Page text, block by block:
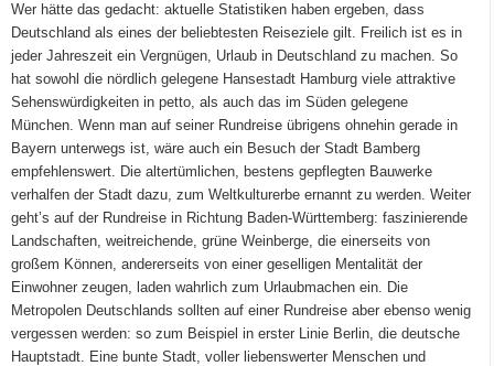
Wer hätte das gedacht: aktuelle Statistiken haben ergeben, dass
Deutschland als eines der beliebtesten Reiseziele gilt. Freilich ist es in
jeder Jahreszeit ein Vergnügen, Urlaub in Deutschland zu machen. So
hat sowohl die nördlich gelegene Hansestadt Hamburg viele attraktive
Sehenswürdigkeiten in petto, als auch das im Süden gelegene
München. Wenn man auf seiner Rundreise übrigens ohnehin gerade in
Bayern unterwegs ist, wäre auch ein Besuch der Stadt Bamberg
empfehlenswert. Die altertümlichen, bestens gepflegten Bauwerke
verhalfen der Stadt dazu, zum Weltkulturerbe ernannt zu werden. Weiter
geht’s auf der Rundreise in Richtung Baden-Württemberg: faszinierende
Landschaften, weitreichende, grüne Weinberge, die einerseits von
großem Können, andererseits von einer geselligen Mentalität der
Einwohner zeugen, laden wahrlich zum Urlaubmachen ein. Die
Metropolen Deutschlands sollten auf einer Rundreise aber ebenso wenig
vergessen werden: so zum Beispiel in erster Linie Berlin, die deutsche
Hauptstadt. Eine bunte Stadt, voller liebenswerter Menschen und